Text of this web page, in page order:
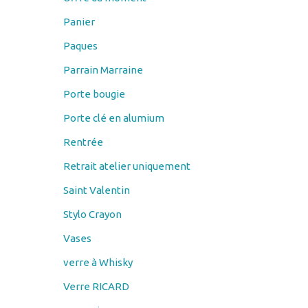
Paques
Parrain Marraine
Porte bougie
Porte clé en alumium
Rentrée
Retrait atelier uniquement
Saint Valentin
Stylo Crayon
Vases
verre à Whisky
Verre RICARD
verre vin
Verres à bière